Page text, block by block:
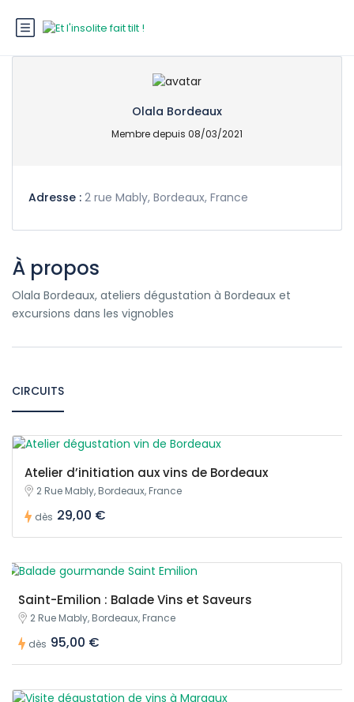
Olala Bordeaux
Membre depuis 08/03/2021
Adresse : 2 rue Mably, Bordeaux, France
À propos
Olala Bordeaux, ateliers dégustation à Bordeaux et
excursions dans les vignobles
CIRCUITS
Atelier d’initiation aux vins de Bordeaux
2 Rue Mably, Bordeaux, France
dès 29,00 €
Saint-Emilion : Balade Vins et Saveurs
2 Rue Mably, Bordeaux, France
dès 95,00 €